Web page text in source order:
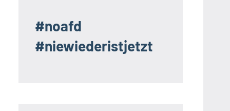
#noafd
#niewiederistjetzt